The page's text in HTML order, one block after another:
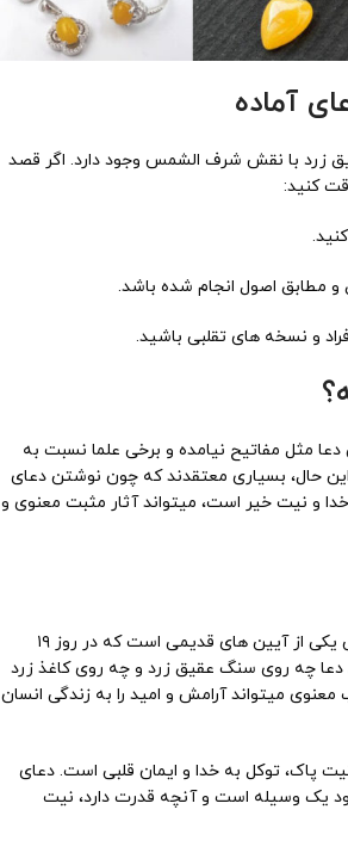
آماده
زرد با نقش شرف الشمس وجود دارد. اگر قصد
کنید:
مطابق اصول انجام شده باشد.
و نسخه های تقلبی باشید.
مثل مفاتیح نیامده و برخی علما نسبت به
این حال، بسیاری معتقدند که چون نوشتن دعای
و نیت خیر است، میتواند آثار مثبت معنوی و
نوشتن دعای شرف الشمس یکی از آیین های قدیمی است که در روز ۱۹
دعا چه روی سنگ عقیق زرد و چه روی کاغذ زرد
میتواند آرامش و امید را به زندگی انسان
پاک، توکل به خدا و ایمان قلبی است. دعای
یک وسیله است و آنچه قدرت دارد، نیت